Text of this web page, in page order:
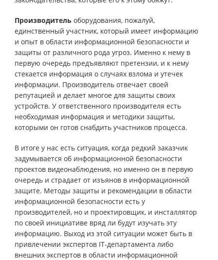
Производитель оборудования, пожалуй,
единственный участник, который имеет информацию
и опыт в области информационной безопасности и
защиты от различного рода угроз. Именно к нему в
первую очередь предъявляют претензии, и к нему
стекается информация о случаях взлома и утечек
информации. Производитель отвечает своей
репутацией и делает многое для защиты своих
устройств. У ответственного производителя есть
необходимая информация и методики защиты,
которыми он готов снабдить участников процесса.
В итоге у нас есть ситуация, когда редкий заказчик
задумывается об информационной безопасности
проектов видеонаблюдения, но именно он в первую
очередь и страдает от изъянов в информационной
защите. Методы защиты и рекомендации в области
информационной безопасности есть у
производителей, но и проектировщик, и инсталлятор
по своей инициативе вряд ли будут изучать эту
информацию. Выход из этой ситуации может быть в
привлечении экспертов IT-департамента либо
внешних экспертов в области информационной